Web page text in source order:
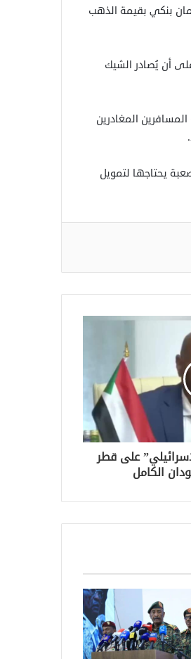
بنكي بقيمة الذهب
أن يُصادر الشيك
المغادرين
يحتاجها لتمويل
على قطر
الكامل